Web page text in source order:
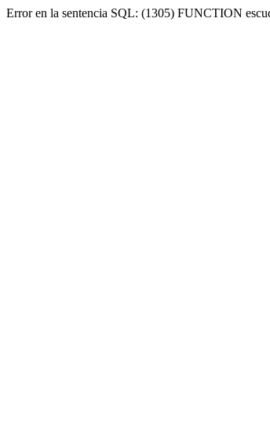
Error en la sentencia SQL: (1305) FUNCTION